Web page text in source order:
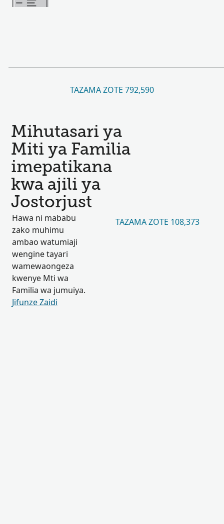
TAZAMA ZOTE 792,590
Mihutasari ya
Miti ya Familia
imepatikana
kwa ajili ya
Jostorjust
Hawa ni mababu
zako muhimu
ambao watumiaji
wengine tayari
wamewaongeza
kwenye Mti wa
Familia wa jumuiya.
Jifunze Zaidi
TAZAMA ZOTE 108,373